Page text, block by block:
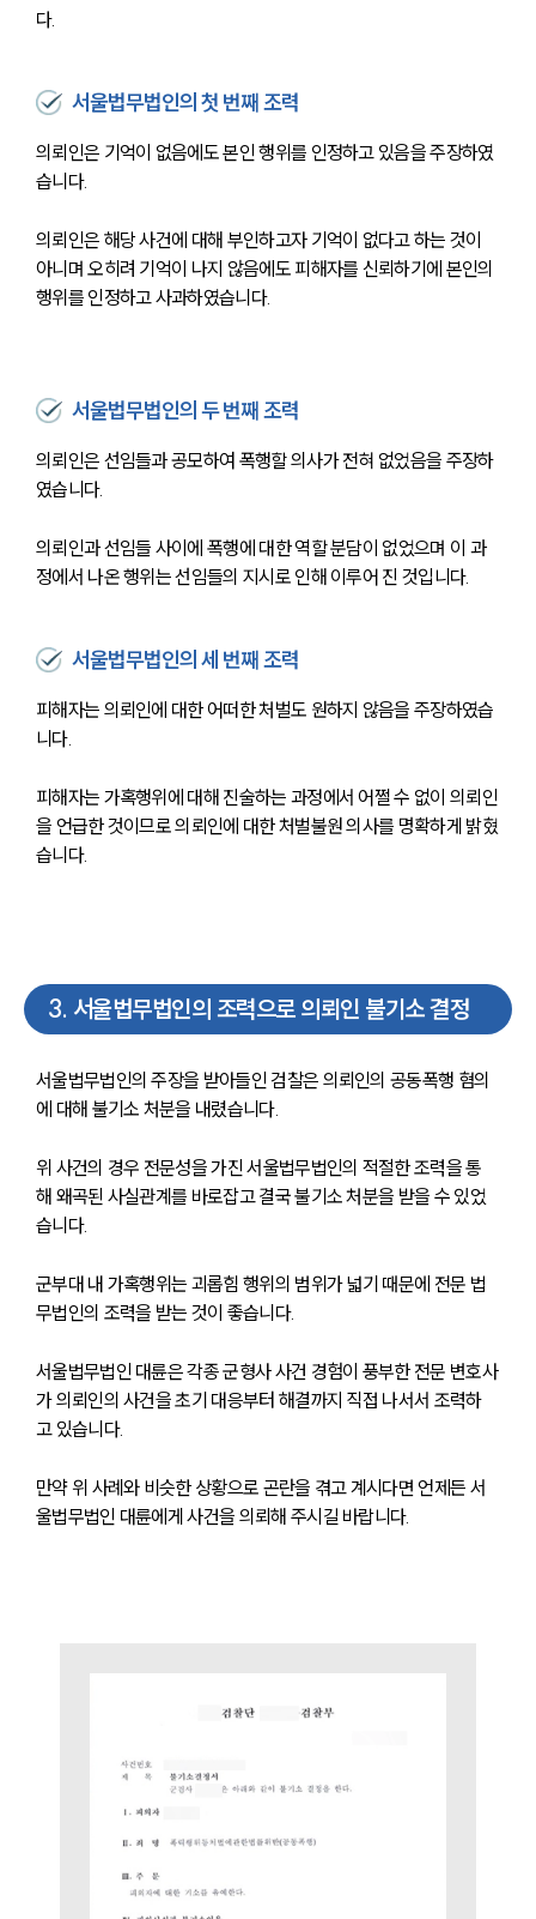
다.
서울법무법인의 첫 번째 조력
의뢰인은 기억이 없음에도 본인 행위를 인정하고 있음을 주장하였
습니다.
의뢰인은 해당 사건에 대해 부인하고자 기억이 없다고 하는 것이
아니며 오히려 기억이 나지 않음에도 피해자를 신뢰하기에 본인의
행위를 인정하고 사과하였습니다.
서울법무법인의 두 번째 조력
의뢰인은 선임들과 공모하여 폭행할 의사가 전혀 없었음을 주장하
였습니다.
의뢰인과 선임들 사이에 폭행에 대한 역할 분담이 없었으며 이 과
정에서 나온 행위는 선임들의 지시로 인해 이루어 진 것입니다.
서울법무법인의 세 번째 조력
피해자는 의뢰인에 대한 어떠한 처벌도 원하지 않음을 주장하였습
니다.
피해자는 가혹행위에 대해 진술하는 과정에서 어쩔 수 없이 의뢰인
을 언급한 것이므로 의뢰인에 대한 처벌불원 의사를 명확하게 밝혔
습니다.
3. 서울법무법인의 조력으로 의뢰인 불기소 결정
서울법무법인의 주장을 받아들인 검찰은 의뢰인의 공동폭행 혐의
에 대해 불기소 처분을 내렸습니다.
위 사건의 경우 전문성을 가진 서울법무법인의 적절한 조력을 통
해 왜곡된 사실관계를 바로잡고 결국 불기소 처분을 받을 수 있었
습니다.
군부대 내 가혹행위는 괴롭힘 행위의 범위가 넓기 때문에 전문 법
무법인의 조력을 받는 것이 좋습니다.
서울법무법인 대륜은 각종 군형사 사건 경험이 풍부한 전문 변호사
가 의뢰인의 사건을 초기 대응부터 해결까지 직접 나서서 조력하
고 있습니다.
만약 위 사례와 비슷한 상황으로 곤란을 겪고 계시다면 언제든 서
울법무법인 대륜에게 사건을 의뢰해 주시길 바랍니다.